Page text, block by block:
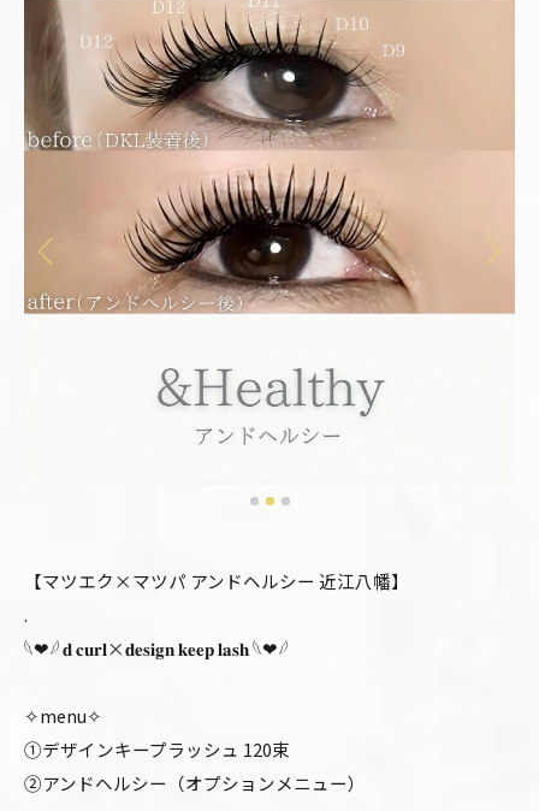
【マツエク×マツパ アンドヘルシー 近江八幡】
.
𓆩❤︎𓆪 𝐝 𝐜𝐮𝐫𝐥×𝐝𝐞𝐬𝐢𝐠𝐧 𝐤𝐞𝐞𝐩 𝐥𝐚𝐬𝐡 𓆩❤︎𓆪
✧menu✧
①デザインキープラッシュ 120束
②アンドヘルシー（オプションメニュー）